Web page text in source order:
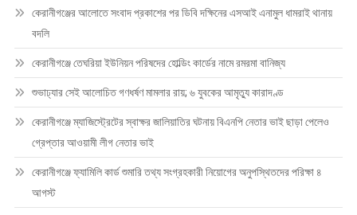
কেরানীগঞ্জের আলোতে সংবাদ প্রকাশের পর ডিবি দক্ষিনের এসআই এনামুল ধামরাই থানায়
বদলি
কেরানীগঞ্জে তেঘরিয়া ইউনিয়ন পরিষদের হোল্ডিং কার্ডের নামে রমরমা বানিজ্য
শুভাঢ্যার সেই আলোচিত গণধর্ষণ মামলার রায়; ৬ যুবকের আমৃত্যু কারাদণ্ড
কেরানীগঞ্জে ম্যাজিস্ট্রেটের স্বাক্ষর জালিয়াতির ঘটনায় বিএনপি নেতার ভাই ছাড়া পেলেও
গ্রেপ্তার আওয়ামী লীগ নেতার ভাই
কেরানীগঞ্জে ফ্যামিলি কার্ড শুমারি তথ্য সংগ্রহকারী নিয়োগের অনুপস্থিতদের পরিক্ষা ৪
আগস্ট